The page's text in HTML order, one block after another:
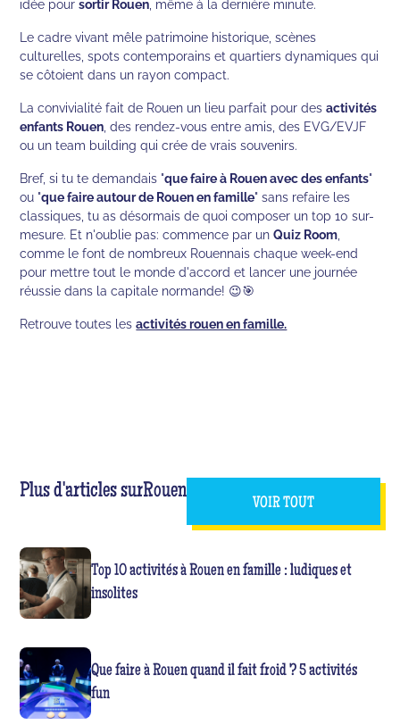
idée poursortir Rouen , même à la dernière minute.
Le cadre vivant mêle patrimoine historique, scènes
culturelles, spots contemporains et quartiers dynamiques qui
se côtoient dans un rayon compact.
La convivialité fait de Rouen un lieu parfait pour desactivités
enfants Rouen , des rendez-vous entre amis, des EVG/EVJF
ou un team building qui crée de vrais souvenirs.
Bref, si tu te demandais "que faire à Rouen avec des enfants"
ou "que faire autour de Rouen en famille" sans refaire les
classiques, tu as désormais de quoi composer un top 10 sur-
mesure. Et n'oublie pas: commence par unQuiz Room
comme le font de nombreux Rouennais chaque week-end
pour mettre tout le monde d'accord et lancer une journée
réussie dans la capitale normande! 😉🎯
Retrouve toutes lesactivités rouen en famille.
Plus d'articles surRouen
VOIR TOUT
Top 10 activités à Rouen en famille : ludiques et
insolites
Que faire à Rouen quand il fait froid ? 5 activités
fun